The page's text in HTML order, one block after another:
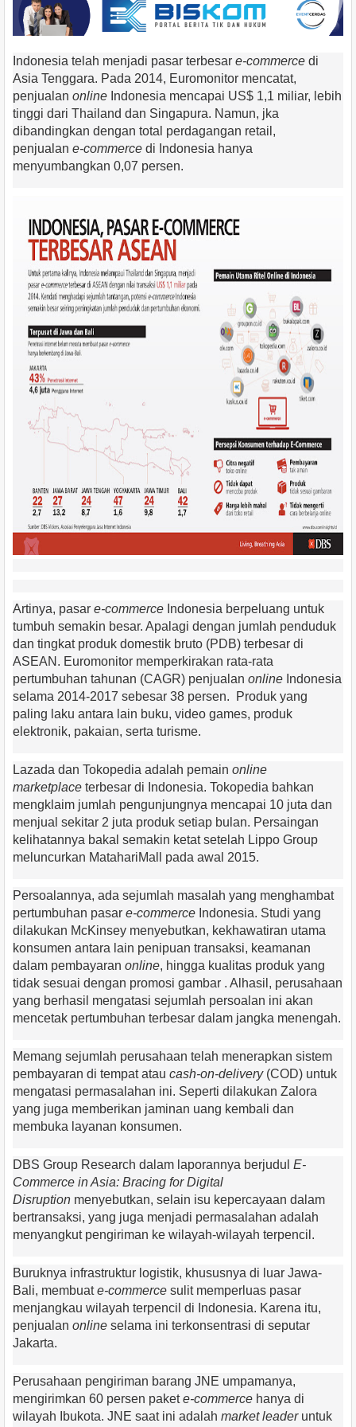
Indonesia telah menjadi pasar terbesar ­e-commerce di
Asia Tenggara. Pada 2014, Euromonitor mencatat,
penjualan online Indonesia mencapai US$ 1,1 miliar, lebih
tinggi dari Thailand dan Singapura. Namun, jka
dibandingkan dengan total perdagangan retail,
penjualan e-commerce di Indonesia hanya
menyumbangkan 0,07 persen.
Artinya, pasar e-commerce Indonesia berpeluang untuk
tumbuh semakin besar. Apalagi dengan jumlah penduduk
dan tingkat produk domestik bruto (PDB) terbesar di
ASEAN. Euromonitor memperkirakan rata-rata
pertumbuhan tahunan (CAGR) penjualan online Indonesia
selama 2014-2017 sebesar 38 persen. Produk yang
paling laku antara lain buku, video games, produk
elektronik, pakaian, serta turisme.
Lazada dan Tokopedia adalah pemain online
marketplace terbesar di Indonesia. Tokopedia bahkan
mengklaim jumlah pengunjungnya mencapai 10 juta dan
menjual sekitar 2 juta produk setiap bulan. Persaingan
kelihatannya bakal semakin ketat setelah Lippo Group
meluncurkan MatahariMall pada awal 2015.
Persoalannya, ada sejumlah masalah yang menghambat
pertumbuhan pasar e-commerce Indonesia. Studi yang
dilakukan McKinsey menyebutkan, kekhawatiran utama
konsumen antara lain penipuan transaksi, keamanan
dalam pembayaran online, hingga kualitas produk yang
tidak sesuai dengan promosi gambar . Alhasil, perusahaan
yang berhasil mengatasi sejumlah persoalan ini akan
mencetak pertumbuhan terbesar dalam jangka menengah.
Memang sejumlah perusahaan telah menerapkan sistem
pembayaran di tempat atau cash-on-delivery(COD) untuk
mengatasi permasalahan ini. Seperti dilakukan Zalora
yang juga memberikan jaminan uang kembali dan
membuka layanan konsumen.
DBS Group Research dalam laporannya berjudul E-
Commerce in Asia: Bracing for Digital
Disruption menyebutkan, selain isu kepercayaan dalam
bertransaksi, yang juga menjadi permasalahan adalah
menyangkut pengiriman ke wilayah-wilayah terpencil.
Buruknya infrastruktur logistik, khususnya di luar Jawa-
Bali, membuate-commerce sulit memperluas pasar
menjangkau wilayah terpencil di Indonesia. Karena itu,
penjualan online selama ini terkonsentrasi di seputar
Jakarta.
Perusahaan pengiriman barang JNE umpamanya,
mengirimkan 60 persen pakete-commerce hanya di
wilayah Ibukota. JNE saat ini adalah market leaderuntuk